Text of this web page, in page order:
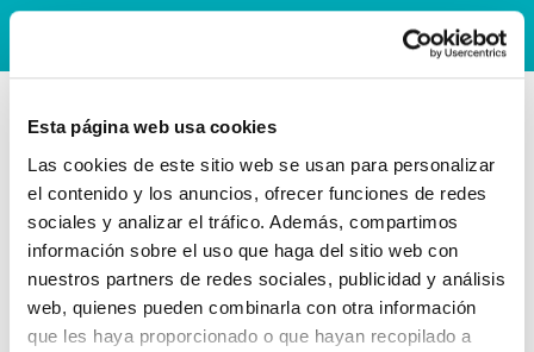
Esta página web usa cookies
Las cookies de este sitio web se usan para personalizar
el contenido y los anuncios, ofrecer funciones de redes
sociales y analizar el tráfico. Además, compartimos
información sobre el uso que haga del sitio web con
nuestros partners de redes sociales, publicidad y análisis
web, quienes pueden combinarla con otra información
que les haya proporcionado o que hayan recopilado a